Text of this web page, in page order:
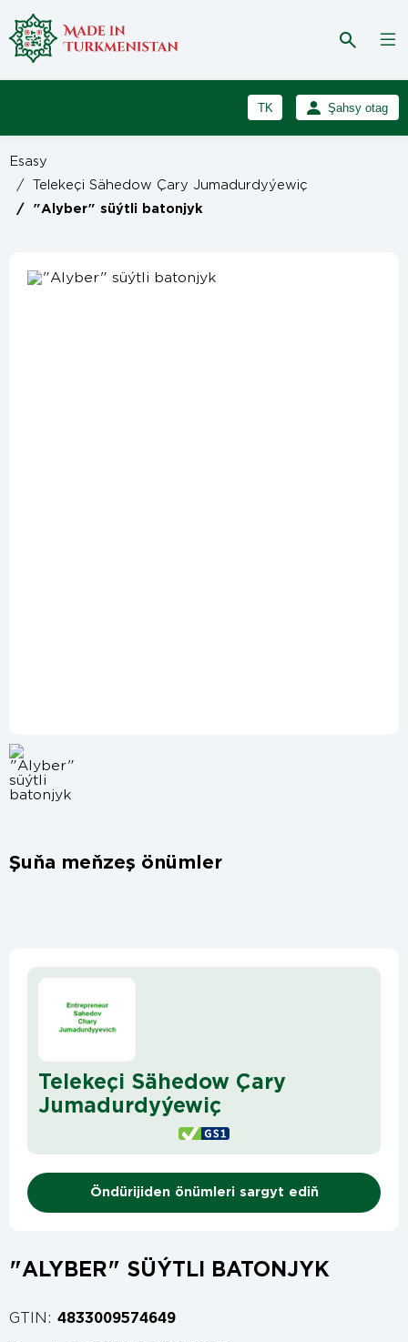
TK
RU
Şahsy otag
Esasy
/ Telekeçi Sähedow Çary Jumadurdyýewiç
/ "Alyber" süýtli batonjyk
Şuňa meňzeş önümler
Telekeçi Sähedow Çary
Jumadurdyýewiç
Öndürijiden önümleri sargyt ediň
"ALYBER" SÜÝTLI BATONJYK
GTIN: 4833009574649